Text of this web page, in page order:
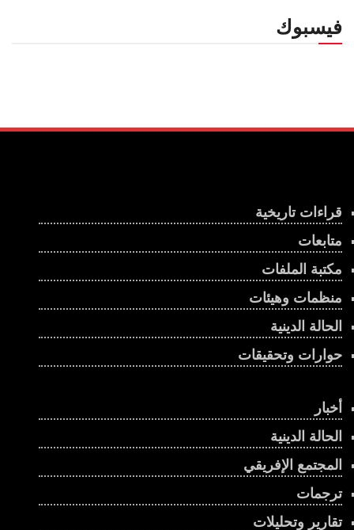
فيسبوك
قراءات تاريخية
متابعات
مكتبة الملفات
منظمات وهيئات
الحالة الدينية
حوارات وتحقيقات
أخبار
الحالة الدينية
المجتمع الإفريقي
ترجمات
تقارير وتحليلات